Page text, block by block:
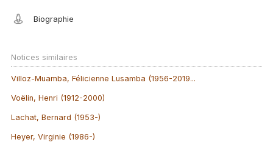
Biographie
Notices similaires
Villoz-Muamba, Félicienne Lusamba (1956-2019...
Voëlin, Henri (1912-2000)
Lachat, Bernard (1953-)
Heyer, Virginie (1986-)